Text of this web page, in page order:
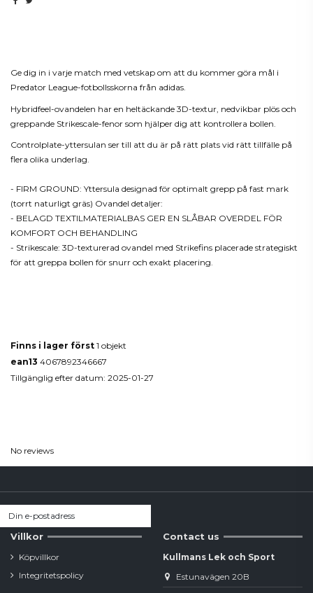
Ge dig in i varje match med vetskap om att du kommer göra mål i
Predator League-fotbollsskorna från adidas.
Hybridfeel-ovandelen har en heltäckande 3D-textur, nedvikbar plös och
greppande Strikescale-fenor som hjälper dig att kontrollera bollen.
Controlplate-yttersulan ser till att du är på rätt plats vid rätt tillfälle på
flera olika underlag.
- FIRM GROUND: Yttersula designad för optimalt grepp på fast mark
(torrt naturligt gräs) Ovandel detaljer:
- BELAGD TEXTILMATERIALBAS GER EN SLÅBAR OVERDEL FÖR
KOMFORT OCH BEHANDLING
- Strikescale: 3D-texturerad ovandel med Strikefins placerade strategiskt
för att greppa bollen för snurr och exakt placering.
Finns i lager först 1 objekt
ean13 4067892346667
Tillgänglig efter datum: 2025-01-27
No reviews
Villkor
Köpvillkor
Integritetspolicy
Contact us
Kullmans Lek och Sport
Estunavägen 20B